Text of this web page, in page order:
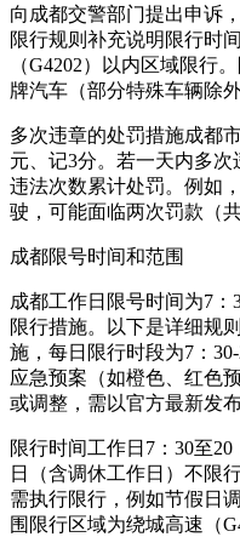
向成都交警部门提出申诉
限行规则补充说明限行时
（G4202）以内区域限行
牌汽车（部分特殊车辆除
多次违章的处罚措施成都
元、记3分。若一天内多
违法次数累计处罚。例如
驶，可能面临两次罚款（
成都限号时间和范围
成都工作日限号时间为7
限行措施。以下是详细规
施，每日限行时段为7：
应急预案（如橙色、红色
或调整，需以官方最新发
限行时间工作日7：30至
日（含调休工作日）不限
需执行限行，例如节假日
围限行区域为绕城高速（